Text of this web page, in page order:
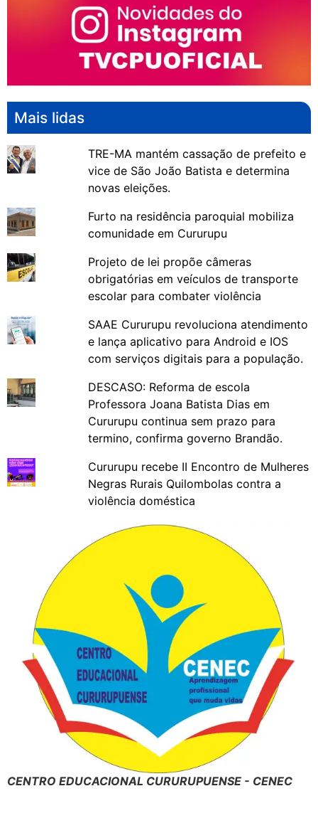
Mais lidas
TRE-MA mantém cassação de prefeito e
vice de São João Batista e determina
novas eleições.
Furto na residência paroquial mobiliza
comunidade em Cururupu
Projeto de lei propõe câmeras
obrigatórias em veículos de transporte
escolar para combater violência
SAAE Cururupu revoluciona atendimento
e lança aplicativo para Android e IOS
com serviços digitais para a população.
DESCASO: Reforma de escola
Professora Joana Batista Dias em
Cururupu continua sem prazo para
termino, confirma governo Brandão.
Cururupu recebe II Encontro de Mulheres
Negras Rurais Quilombolas contra a
violência doméstica
CENTRO EDUCACIONAL CURURUPUENSE - CENEC